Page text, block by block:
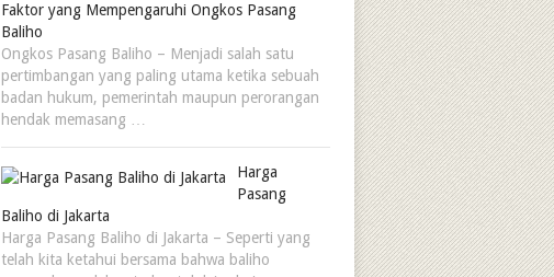
Faktor yang Mempengaruhi Ongkos Pasang
Baliho
Ongkos Pasang Baliho – Menjadi salah satu
pertimbangan yang paling utama ketika sebuah
badan hukum, pemerintah maupun perorangan
hendak memasang …
Harga
Pasang
Baliho di Jakarta
Harga Pasang Baliho di Jakarta – Seperti yang
telah kita ketahui bersama bahwa baliho